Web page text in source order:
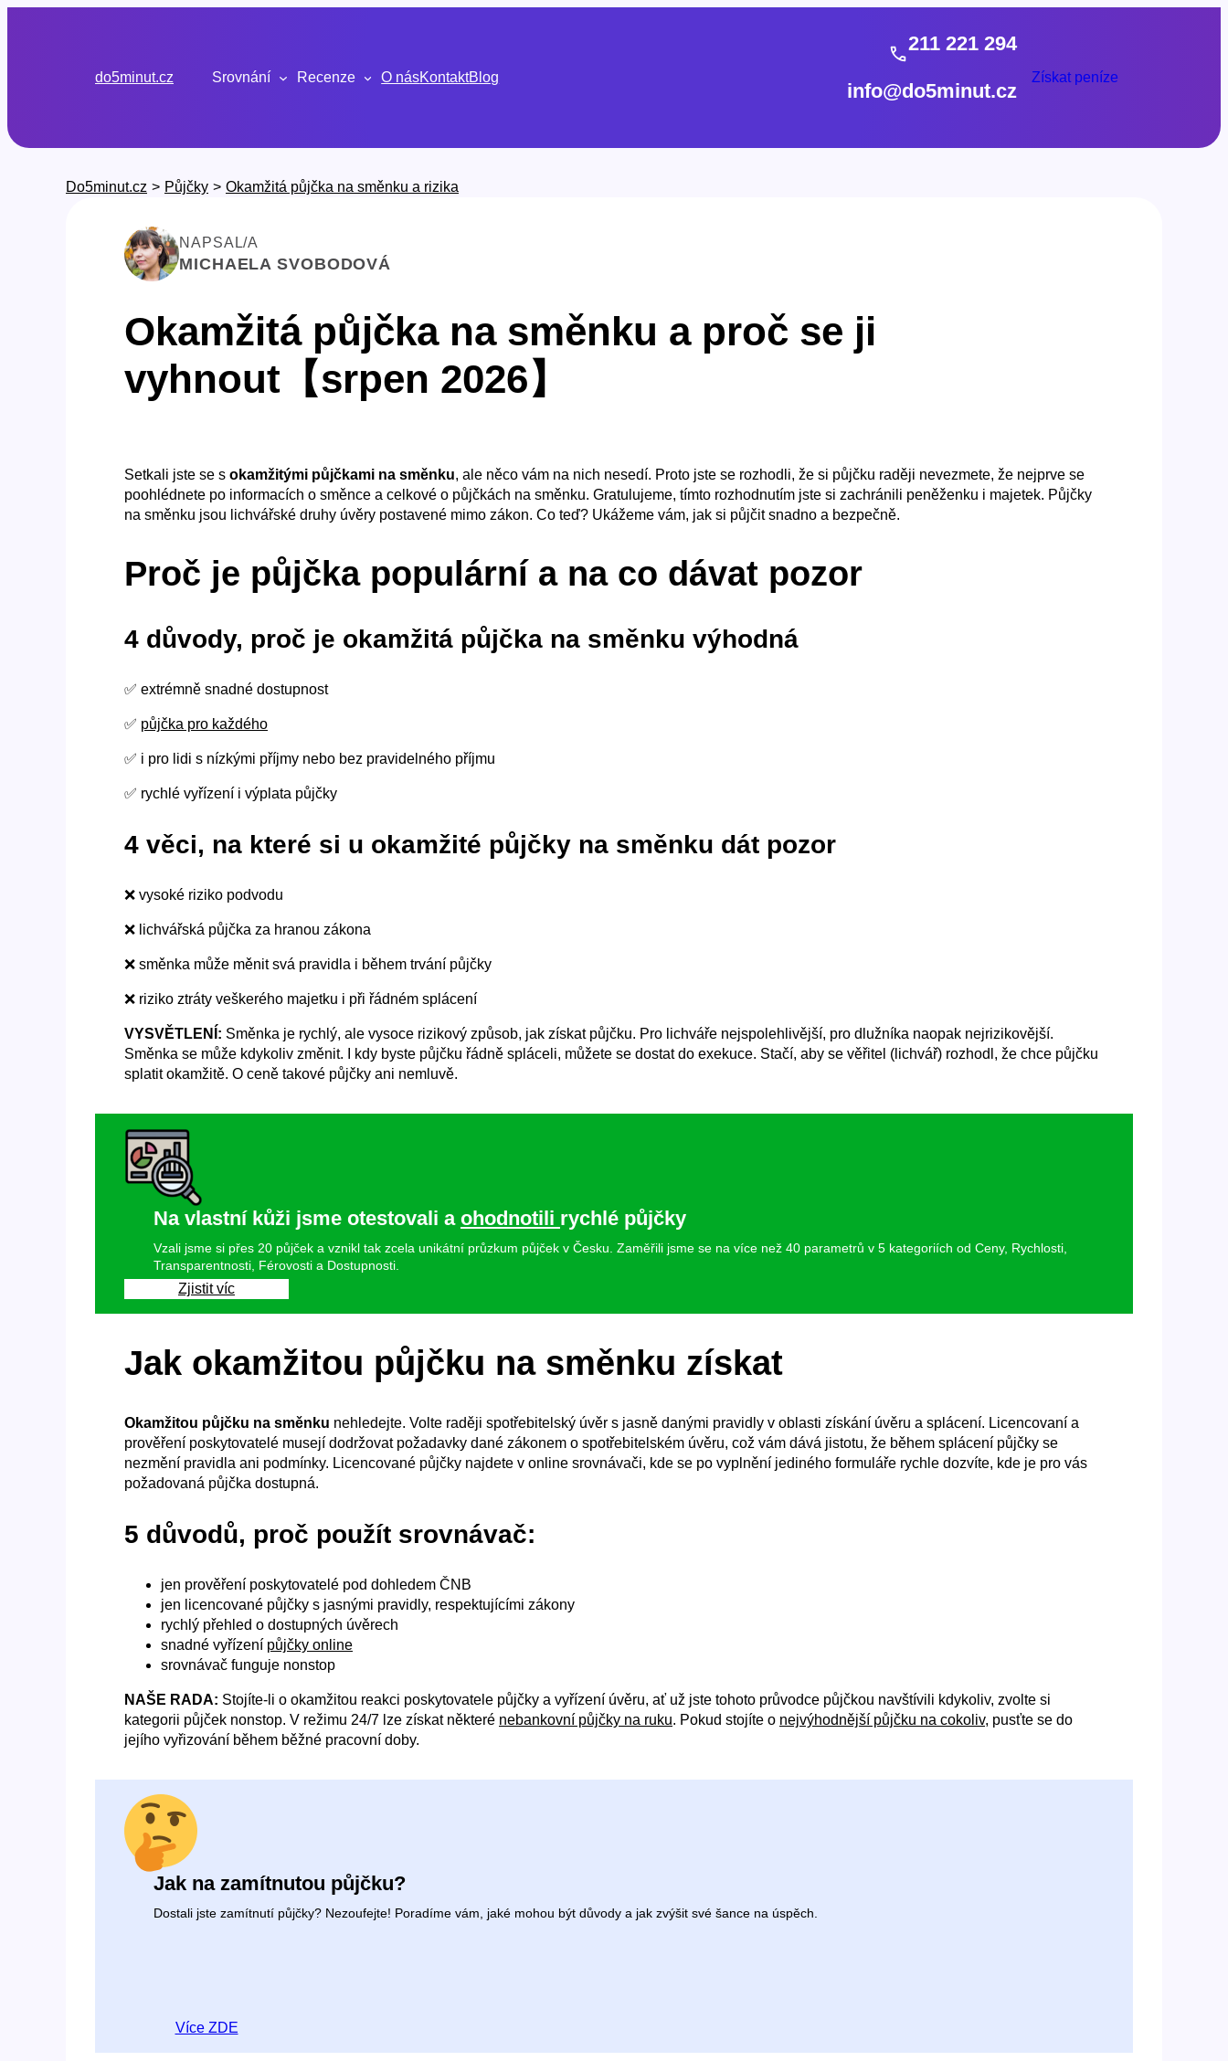
do5minut.cz
Srovnání Recenze O násKontaktBlog
211 221 294
info@do5minut.cz
Získat peníze
Do5minut.cz > Půjčky > Okamžitá půjčka na směnku a rizika
NAPSAL/A
MICHAELA SVOBODOVÁ
Okamžitá půjčka na směnku a proč se ji
vyhnout【srpen 2026】
Setkali jste se s okamžitými půjčkami na směnku, ale něco vám na nich nesedí. Proto jste se rozhodli, že si půjčku raději nevezmete, že nejprve se
poohlédnete po informacích o směnce a celkové o půjčkách na směnku. Gratulujeme, tímto rozhodnutím jste si zachránili peněženku i majetek. Půjčky
na směnku jsou lichvářské druhy úvěry postavené mimo zákon. Co teď? Ukážeme vám, jak si půjčit snadno a bezpečně.
Proč je půjčka populární a na co dávat pozor
4 důvody, proč je okamžitá půjčka na směnku výhodná
✅ extrémně snadné dostupnost
✅ půjčka pro každého
✅ i pro lidi s nízkými příjmy nebo bez pravidelného příjmu
✅ rychlé vyřízení i výplata půjčky
4 věci, na které si u okamžité půjčky na směnku dát pozor
❌ vysoké riziko podvodu
❌ lichvářská půjčka za hranou zákona
❌ směnka může měnit svá pravidla i během trvání půjčky
❌ riziko ztráty veškerého majetku i při řádném splácení
VYSVĚTLENÍ: Směnka je rychlý, ale vysoce rizikový způsob, jak získat půjčku. Pro lichváře nejspolehlivější, pro dlužníka naopak nejrizikovější.
Směnka se může kdykoliv změnit. I kdy byste půjčku řádně spláceli, můžete se dostat do exekuce. Stačí, aby se věřitel (lichvář) rozhodl, že chce půjčku
splatit okamžitě. O ceně takové půjčky ani nemluvě.
Na vlastní kůži jsme otestovali a ohodnotili rychlé půjčky
Vzali jsme si přes 20 půjček a vznikl tak zcela unikátní průzkum půjček v Česku. Zaměřili jsme se na více než 40 parametrů v 5 kategoriích od Ceny, Rychlosti,
Transparentnosti, Férovosti a Dostupnosti.
Zjistit víc
Jak okamžitou půjčku na směnku získat
Okamžitou půjčku na směnku nehledejte. Volte raději spotřebitelský úvěr s jasně danými pravidly v oblasti získání úvěru a splácení. Licencovaní a
prověření poskytovatelé musejí dodržovat požadavky dané zákonem o spotřebitelském úvěru, což vám dává jistotu, že během splácení půjčky se
nezmění pravidla ani podmínky. Licencované půjčky najdete v online srovnávači, kde se po vyplnění jediného formuláře rychle dozvíte, kde je pro vás
požadovaná půjčka dostupná.
5 důvodů, proč použít srovnávač:
jen prověření poskytovatelé pod dohledem ČNB
jen licencované půjčky s jasnými pravidly, respektujícími zákony
rychlý přehled o dostupných úvěrech
snadné vyřízení půjčky online
srovnávač funguje nonstop
NAŠE RADA: Stojíte-li o okamžitou reakci poskytovatele půjčky a vyřízení úvěru, ať už jste tohoto průvodce půjčkou navštívili kdykoliv, zvolte si
kategorii půjček nonstop. V režimu 24/7 lze získat některé nebankovní půjčky na ruku. Pokud stojíte o nejvýhodnější půjčku na cokoliv, pusťte se do
jejího vyřizování během běžné pracovní doby.
Jak na zamítnutou půjčku?
Dostali jste zamítnutí půjčky? Nezoufejte! Poradíme vám, jaké mohou být důvody a jak zvýšit své šance na úspěch.
Více ZDE